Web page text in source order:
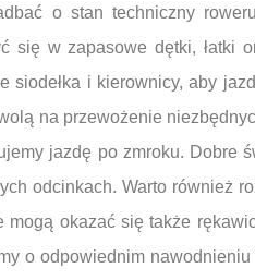
o stan techniczny
się w zapasowe dętki, łatki
siodełka i kierownicy, aby
na przewożenie
jazdę po zmroku. Dobre
odcinkach. Warto również
mogą okazać się także
o odpowiednim